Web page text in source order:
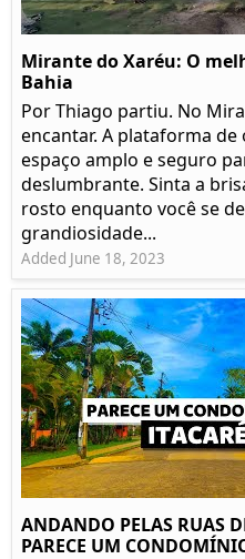
Mirante do Xaréu: O
Bahia
Por Thiago partiu. No
encantar. A plataforma
espaço amplo e seguro
deslumbrante. Sinta a
rosto enquanto você se
grandiosidade...
Added June 18, 2023
ANDANDO PELAS RUAS
PARECE UM